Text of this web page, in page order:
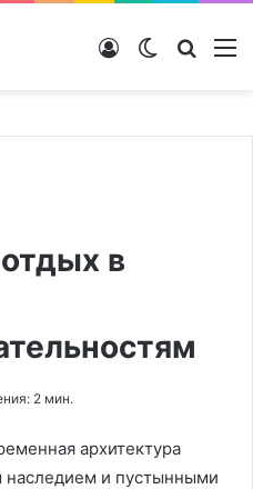
Switch skin
Войти
в
2 мин.
архитектура
наследием и пустынными